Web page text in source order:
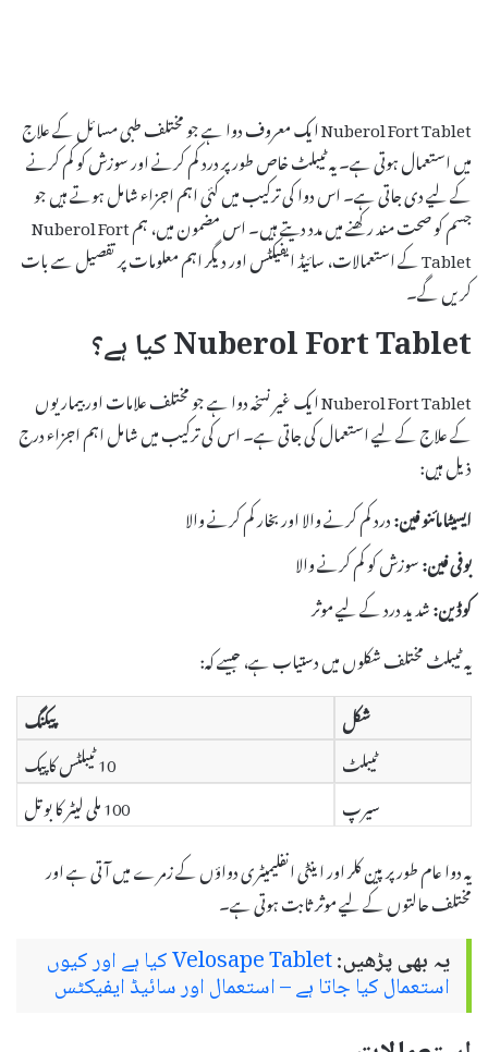
Nuberol Fort Tablet ایک معروف دوا ہے جو مختلف طبی مسائل کے علاج
میں استعمال ہوتی ہے۔ یہ ٹیبلٹ خاص طور پر درد کم کرنے اور سوزش کو کم کرنے
کے لیے دی جاتی ہے۔ اس دوا کی ترکیب میں کئی اہم اجزاء شامل ہوتے ہیں جو
جسم کو صحت مند رکھنے میں مدد دیتے ہیں۔ اس مضمون میں، ہم Nuberol Fort
Tablet کے استعمالات، سائیڈ ایفیکٹس اور دیگر اہم معلومات پر تفصیل سے بات
کریں گے۔
Nuberol Fort Tablet کیا ہے؟
Nuberol Fort Tablet ایک غیر نسخہ دوا ہے جو مختلف علامات اور بیماریوں
کے علاج کے لیے استعمال کی جاتی ہے۔ اس کی ترکیب میں شامل اہم اجزاء درج
ذیل ہیں:
ایسیٹامائنو فین:درد کم کرنے والا اور بخار کم کرنے والا
بوفی فین:سوزش کو کم کرنے والا
کوڈین:شدید درد کے لیے موثر
یہ ٹیبلٹ مختلف شکلوں میں دستیاب ہے، جیسے کہ:
شکل
پیکنگ
ٹیبلٹ
10 ٹیبلٹس کا پیک
سیرپ
100 ملی لیٹر کا بوتل
یہ دوا عام طور پر پین کلر اور اینٹی انفلیمیٹری دواؤں کے زمرے میں آتی ہے اور
مختلف حالتوں کے لیے موثر ثابت ہوتی ہے۔
یہ بھی پڑھیں: Velosape Tablet کیا ہے اور کیوں
استعمال کیا جاتا ہے – استعمال اور سائیڈ ایفیکٹس